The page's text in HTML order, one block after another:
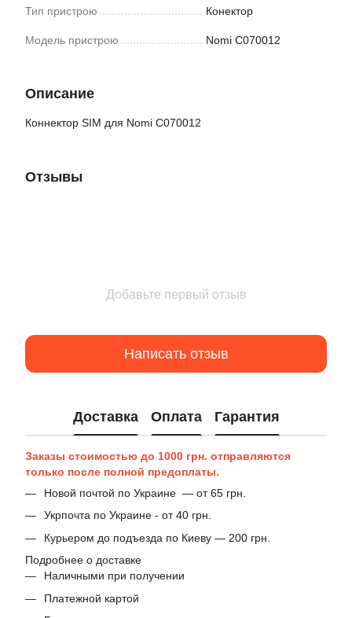
Тип пристрою Конектор
Модель пристрою Nomi C070012
Описание
Коннектор SIM для Nomi C070012
Отзывы
Добавьте первый отзыв
Написать отзыв
Доставка Оплата Гарантия
Заказы стоимостью до 1000 грн. отправляются
только после полной предоплаты.
Новой почтой по Украине — от 65 грн.
Укрпочта по Украине - от 40 грн.
Курьером до подъезда по Киеву — 200 грн.
Подробнее о доставке
Наличными при получении
Платежной картой